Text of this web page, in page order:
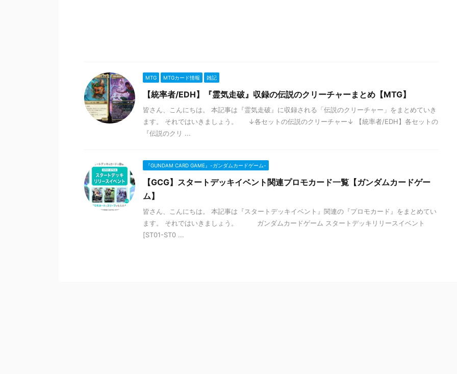
MTG MTGカード情報 雑記
【統率者/EDH】『霊気走破』収録の伝説のクリーチャーまとめ【MTG】
皆さん、こんにちは。 本記事は『霊気走破』に収録される「伝説のクリーチャー」をまとめていき
ます。 それではいきましょう。 ↓各セットの伝説のクリーチャー↓ 【統率者/EDH】各セットの
『伝説のクリ ...
『GUNDAM CARD GAME』-ガンダムカードゲーム-
【GCG】スタートデッキイベント関連プロモカード一覧【ガンダムカードゲー
ム】
皆さん、こんにちは。 本記事は『スタートデッキイベント』関連の『プロモカード』をまとめてい
ます。 それではいきましょう。 ガンダムカードゲーム スタートデッキリリースイベント
[ST01-ST0 ...